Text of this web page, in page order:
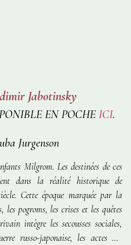
Jabotinsky
EN POCHEICI.
Jurgenson
Milgrom. Les destinées de ces
dans la réalité historique de
Cette époque marquée par la
pogroms, les crises et les quêtes
intègre les secousses sociales,
russo-japonaise, les actes des